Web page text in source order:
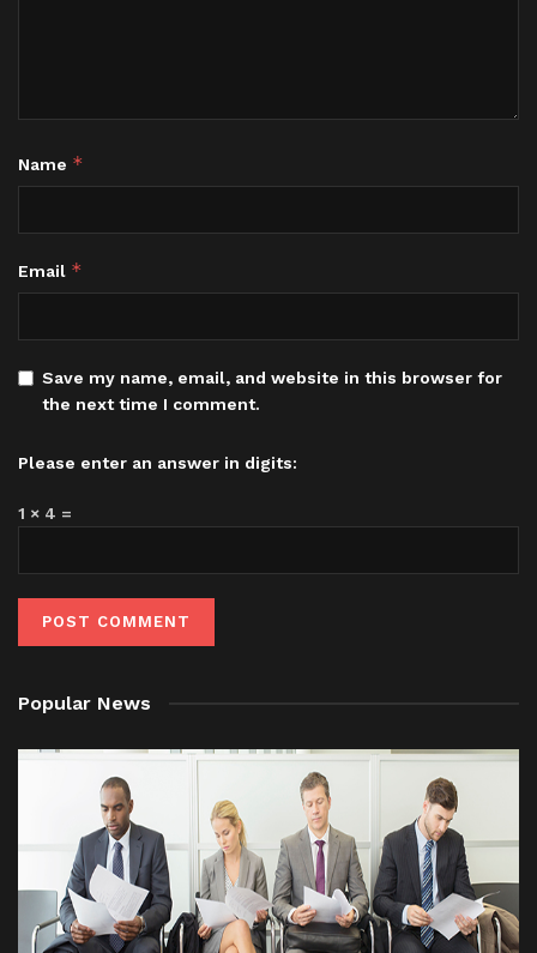
Name *
Email *
Save my name, email, and website in this browser for
the next time I comment.
Please enter an answer in digits:
1 × 4 =
Popular News